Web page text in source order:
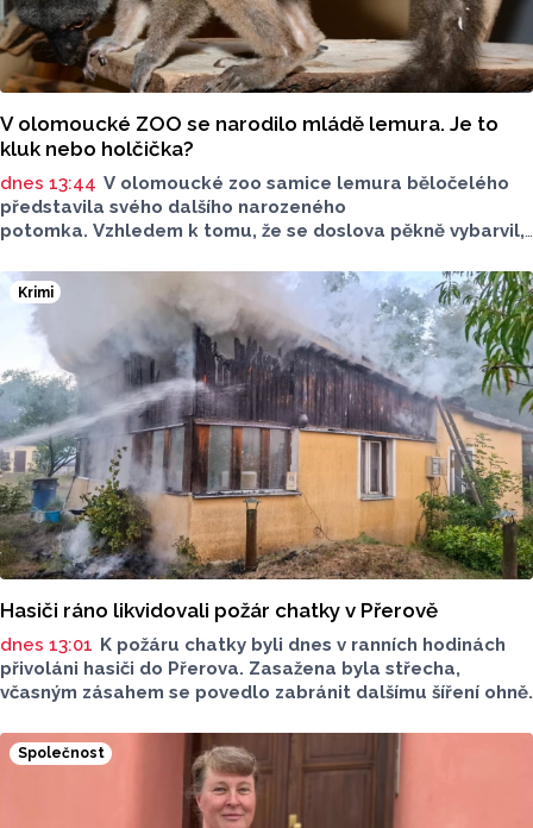
V olomoucké ZOO se narodilo mládě lemura. Je to
kluk nebo holčička?
dnes 13:44 V olomoucké zoo samice lemura běločelého
představila svého dalšího narozeného
potomka. Vzhledem k tomu, že se doslova pěkně vybarvil,
hnědé, případně hnědošedé, zato samci se pyšní bílým
zbarvením hlavy.
Krimi
Hasiči ráno likvidovali požár chatky v Přerově
dnes 13:01 K požáru chatky byli dnes v ranních hodinách
přivoláni hasiči do Přerova. Zasažena byla střecha,
včasným zásahem se povedlo zabránit dalšímu šíření ohně.
Společnost